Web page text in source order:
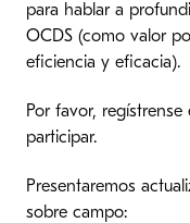
para hablar a
OCDS (como valor
eficiencia y eficacia).
Por favor,
participar.
Presentaremos
sobre campo: